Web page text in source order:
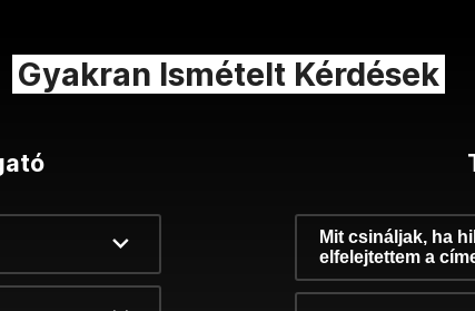
Gyakran Ismételt Kérdések
Mit csináljak, ha
elfelejtettem a